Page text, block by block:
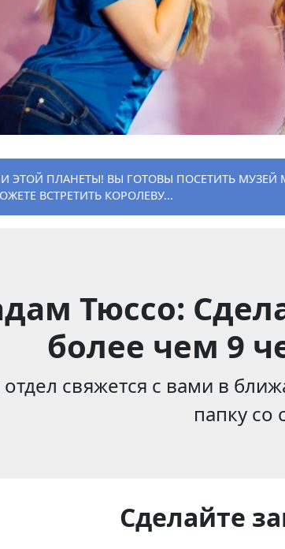
ЭТОЙ ПЛАНЕТЫ! ВЫ ГОТОВЫ ПОСЕТИТЬ
ВСТРЕТИТЬ КОРОЛЕВУ...
Тюссо:
более чем 9
свяжется с вами в
папку со
Сделайте